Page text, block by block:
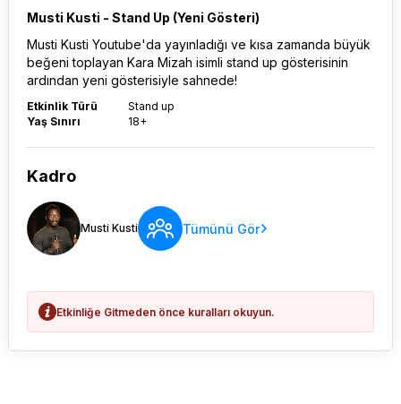
Musti Kusti - Stand Up (Yeni Gösteri)
Musti Kusti Youtube'da yayınladığı ve kısa zamanda büyük
beğeni toplayan Kara Mizah isimli stand up gösterisinin
ardından yeni gösterisiyle sahnede!
Etkinlik Türü
Stand up
Yaş Sınırı
18+
Kadro
Musti Kusti Tümünü Gör
Etkinliğe Gitmeden önce kuralları okuyun.